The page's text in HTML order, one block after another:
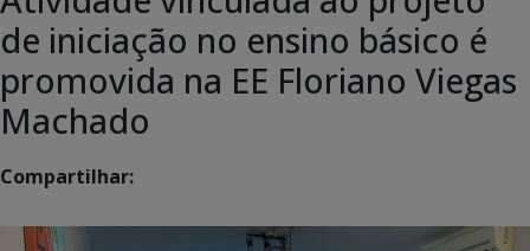
de iniciação no ensino básico é
promovida na EE Floriano Viegas
Machado
Compartilhar: